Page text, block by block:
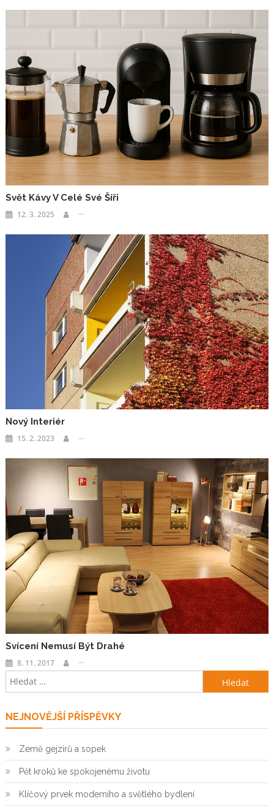
Svět Kávy V Celé Své Šíři
12. 3. 2025
Nový Interiér
15. 2. 2023
Svícení Nemusí Být Drahé
8. 11. 2017
Vyhledávání
NEJNOVĚJŠÍ PŘÍSPĚVKY
Země gejzírů a sopek
Pět kroků ke spokojenému životu
Klíčový prvek moderního a světlého bydlení